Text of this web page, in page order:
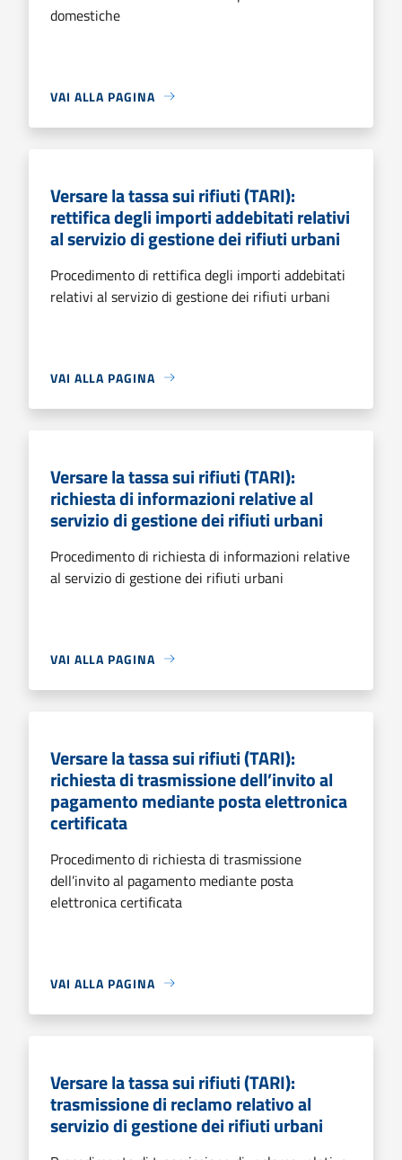
domestiche
VAI ALLA PAGINA
Versare la tassa sui rifiuti (TARI):
rettifica degli importi addebitati relativi
al servizio di gestione dei rifiuti urbani
Procedimento di rettifica degli importi addebitati
relativi al servizio di gestione dei rifiuti urbani
VAI ALLA PAGINA
Versare la tassa sui rifiuti (TARI):
richiesta di informazioni relative al
servizio di gestione dei rifiuti urbani
Procedimento di richiesta di informazioni relative
al servizio di gestione dei rifiuti urbani
VAI ALLA PAGINA
Versare la tassa sui rifiuti (TARI):
richiesta di trasmissione dell’invito al
pagamento mediante posta elettronica
certificata
Procedimento di richiesta di trasmissione
dell’invito al pagamento mediante posta
elettronica certificata
VAI ALLA PAGINA
Versare la tassa sui rifiuti (TARI):
trasmissione di reclamo relativo al
servizio di gestione dei rifiuti urbani